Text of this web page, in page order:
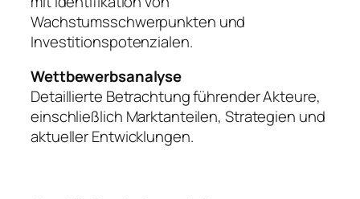
Wachstumsschwerpunkten und
Investitionspotenzialen.
Wettbewerbsanalyse
Detaillierte Betrachtung führender Akteure,
einschließlich Marktanteilen, Strategien und
aktueller Entwicklungen.